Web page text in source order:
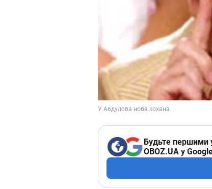
Будьте першими
OBOZ.UA у